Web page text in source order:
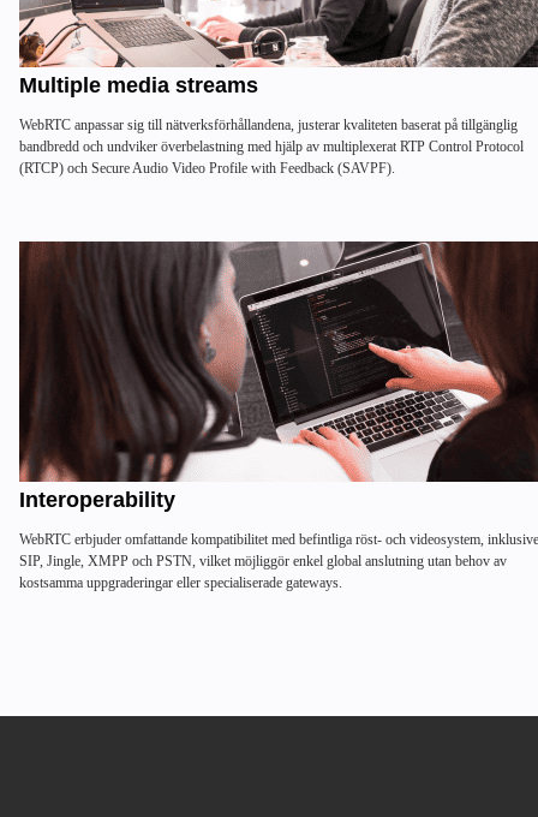
Multiple media streams
WebRTC anpassar sig till nätverksförhållandena, justerar kvaliteten baserat på tillgänglig
bandbredd och undviker överbelastning med hjälp av multiplexerat RTP Control Protocol
(RTCP) och Secure Audio Video Profile with Feedback (SAVPF).
Interoperability
WebRTC erbjuder omfattande kompatibilitet med befintliga röst- och videosystem, inklusive
SIP, Jingle, XMPP och PSTN, vilket möjliggör enkel global anslutning utan behov av
kostsamma uppgraderingar eller specialiserade gateways.